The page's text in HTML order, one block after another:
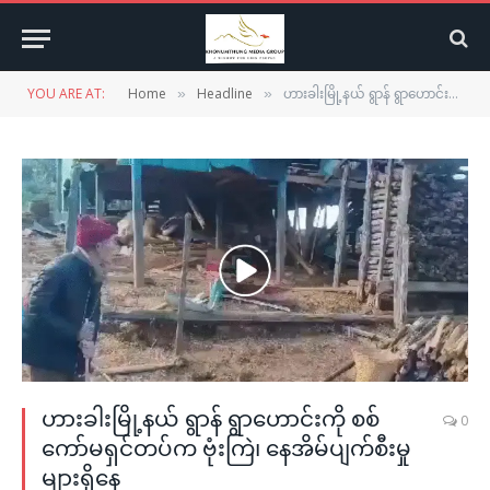
YOU ARE AT: Home » Headline » ဟားခါးမြို့နယ် ရွာန် ရွာဟောင်းကို စစ်ကော်မရှင်တပ်က ဗုံးကြဲ၊ နေအိမ်ပျက်စီးမှုများရှိနေ
ဟားခါးမြို့နယ် ရွာန် ရွာဟောင်းကို စစ်
ကော်မရှင်တပ်က ဗုံးကြဲ၊ နေအိမ်ပျက်စီးမှု
များရှိနေ
0